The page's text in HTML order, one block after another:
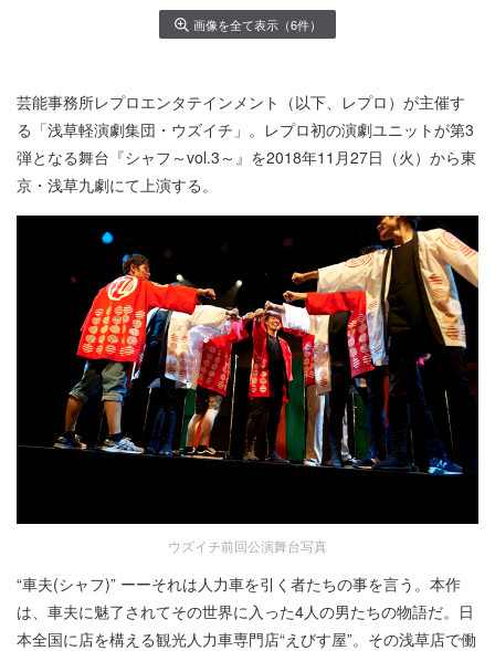
画像を全て表示（6件）
芸能事務所レプロエンタテインメント（以下、レプロ）が主催す
る「浅草軽演劇集団・ウズイチ」。レプロ初の演劇ユニットが第3
弾となる舞台『シャフ～vol.3～』を2018年11月27日（火）から東
京・浅草九劇にて上演する。
ウズイチ前回公演舞台写真
“車夫(シャフ)” ーーそれは人力車を引く者たちの事を言う。本作
は、車夫に魅了されてその世界に入った4人の男たちの物語だ。日
本全国に店を構える観光人力車専門店“えびす屋”。その浅草店で働